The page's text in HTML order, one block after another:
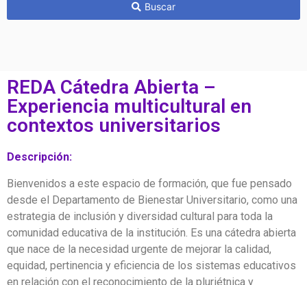
Buscar
REDA Cátedra Abierta –
Experiencia multicultural en
contextos universitarios
Descripción:
Bienvenidos a este espacio de formación, que fue pensado
desde el Departamento de Bienestar Universitario, como una
estrategia de inclusión y diversidad cultural para toda la
comunidad educativa de la institución. Es una cátedra abierta
que nace de la necesidad urgente de mejorar la calidad,
equidad, pertinencia y eficiencia de los sistemas educativos
en relación con el reconocimiento de la pluriétnica y